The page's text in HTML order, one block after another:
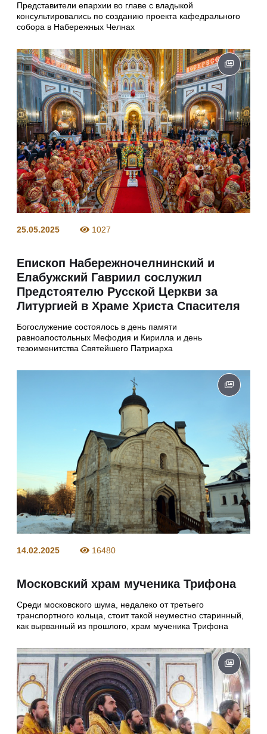
Представители епархии во главе с владыкой
консультировались по созданию проекта кафедрального
собора в Набережных Челнах
25.05.2025 1027
Епископ Набережночелнинский и
Елабужский Гавриил сослужил
Предстоятелю Русской Церкви за
Литургией в Храме Христа Спасителя
Богослужение состоялось в день памяти
равноапостольных Мефодия и Кирилла и день
тезоименитства Святейшего Патриарха
14.02.2025 16480
Московский храм мученика Трифона
Среди московского шума, недалеко от третьего
транспортного кольца, стоит такой неуместно старинный,
как вырванный из прошлого, храм мученика Трифона